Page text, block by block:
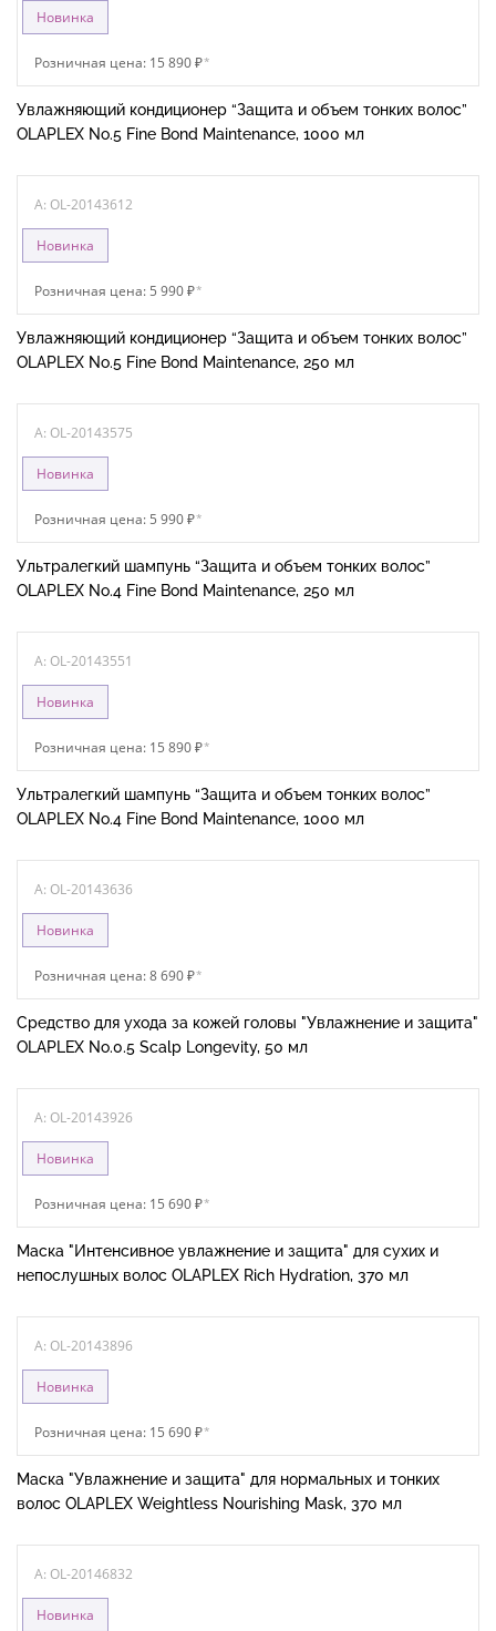
Новинка
Розничная цена: 15 890 ₽*
Увлажняющий кондиционер “Защита и объем тонких волос”
OLAPLEX No.5 Fine Bond Maintenance, 1000 мл
A: OL-20143612
Новинка
Розничная цена: 5 990 ₽*
Увлажняющий кондиционер “Защита и объем тонких волос”
OLAPLEX No.5 Fine Bond Maintenance, 250 мл
A: OL-20143575
Новинка
Розничная цена: 5 990 ₽*
Ультралегкий шампунь “Защита и объем тонких волос”
OLAPLEX No.4 Fine Bond Maintenance, 250 мл
A: OL-20143551
Новинка
Розничная цена: 15 890 ₽*
Ультралегкий шампунь “Защита и объем тонких волос”
OLAPLEX No.4 Fine Bond Maintenance, 1000 мл
A: OL-20143636
Новинка
Розничная цена: 8 690 ₽*
Средство для ухода за кожей головы "Увлажнение и защита"
OLAPLEX No.0.5 Scalp Longevity, 50 мл
A: OL-20143926
Новинка
Розничная цена: 15 690 ₽*
Маска "Интенсивное увлажнение и защита" для сухих и
непослушных волос OLAPLEX Rich Hydration, 370 мл
A: OL-20143896
Новинка
Розничная цена: 15 690 ₽*
Маска "Увлажнение и защита" для нормальных и тонких
волос OLAPLEX Weightless Nourishing Mask, 370 мл
A: OL-20146832
Новинка